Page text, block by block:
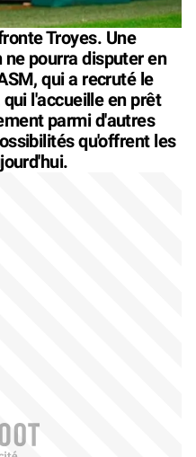
Troyes. Une
pourra disputer en
qui a recruté le
l'accueille en prêt
parmi d'autres
qu'offrent les